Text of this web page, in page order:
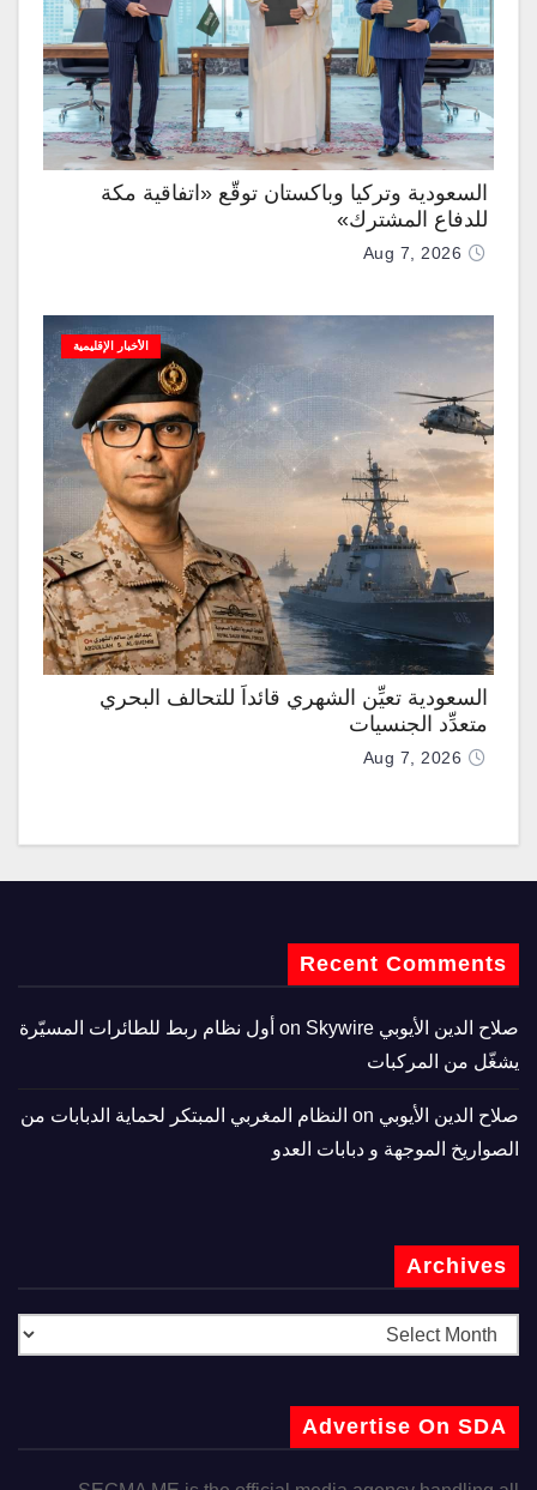
السعودية وتركيا وباكستان توقّع «اتفاقية مكة
للدفاع المشترك»
Aug 7, 2026
الأخبار الإقليمية
السعودية تعيِّن الشهري قائداً للتحالف البحري
متعدِّد الجنسيات
Aug 7, 2026
Recent Comments
صلاح الدين الأيوبي
Skywire أول نظام ربط للطائرات المسيّرة
يشغّل من المركبات
صلاح الدين الأيوبي
النظام المغربي المبتكر لحماية الدبابات من
الصواريخ الموجهة و دبابات العدو
Archives
Advertise On SDA